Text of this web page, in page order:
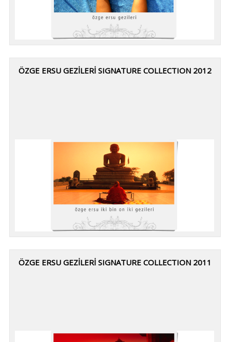
ÖZGE ERSU GEZİLERİ SIGNATURE COLLECTION 2012
ÖZGE ERSU GEZİLERİ SIGNATURE COLLECTION 2011